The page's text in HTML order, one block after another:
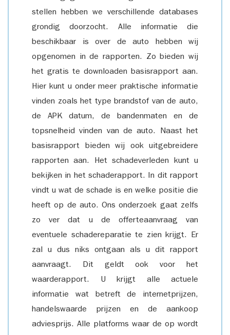
stellen hebben we verschillende databases
grondig doorzocht. Alle informatie die
beschikbaar is over de auto hebben wij
opgenomen in de rapporten. Zo bieden wij
het gratis te downloaden basisrapport aan.
Hier kunt u onder meer praktische informatie
vinden zoals het type brandstof van de auto,
de APK datum, de bandenmaten en de
topsnelheid vinden van de auto. Naast het
basisrapport bieden wij ook uitgebreidere
rapporten aan. Het schadeverleden kunt u
bekijken in het schaderapport. In dit rapport
vindt u wat de schade is en welke positie die
heeft op de auto. Ons onderzoek gaat zelfs
zo ver dat u de offerteaanvraag van
eventuele schadereparatie te zien krijgt. Er
zal u dus niks ontgaan als u dit rapport
aanvraagt. Dit geldt ook voor het
waarderapport. U krijgt alle actuele
informatie wat betreft de internetprijzen,
handelswaarde prijzen en de aankoop
adviesprijs. Alle platforms waar de op wordt